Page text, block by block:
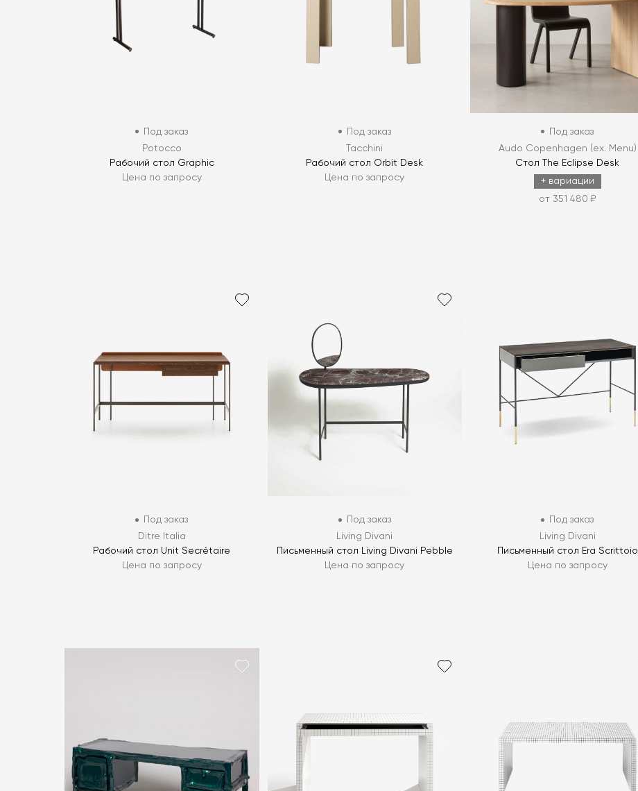
Под заказ
Potocco
Рабочий стол Graphic
Цена по запросу
Под заказ
Tacchini
Рабочий стол Orbit Desk
Цена по запросу
Под заказ
Audo Copenhagen (ex. Menu)
Стол The Eclipse Desk
+ вариации
от 351 480 ₽
Под заказ
Ditre Italia
Рабочий стол Unit Secrétaire
Цена по запросу
Под заказ
Living Divani
Письменный стол Living Divani Pebble
Цена по запросу
Под заказ
Living Divani
Письменный стол Era Scrittoio
Цена по запросу